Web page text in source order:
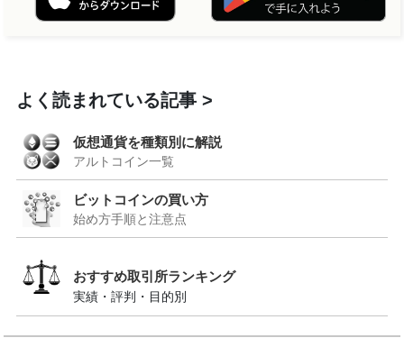
よく読まれている記事
仮想通貨を種類別に解説
アルトコイン一覧
ビットコインの買い方
始め方手順と注意点
おすすめ取引所ランキング
実績・評判・目的別